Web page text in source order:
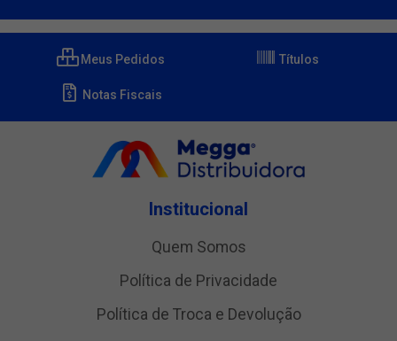
Meus Pedidos Títulos
Notas Fiscais
Institucional
Quem Somos
Política de Privacidade
Política de Troca e Devolução